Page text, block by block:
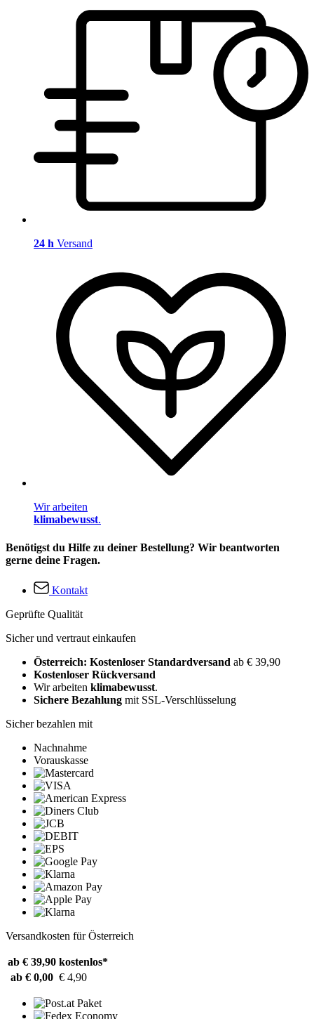
24 h Versand
Wir arbeiten
klimabewusst.
Benötigst du Hilfe zu deiner Bestellung? Wir beantworten
gerne deine Fragen.
Kontakt
Geprüfte Qualität
Sicher und vertraut einkaufen
Österreich: Kostenloser Standardversand ab € 39,90
Kostenloser Rückversand
Wir arbeiten klimabewusst.
Sichere Bezahlung mit SSL-Verschlüsselung
Sicher bezahlen mit
Nachnahme
Vorauskasse
Versandkosten für Österreich
ab € 39,90 kostenlos*
ab € 0,00 € 4,90